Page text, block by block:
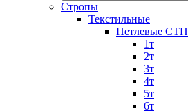
Стропы
Текстильные
Петлевые СТП
1т
2т
3т
4т
5т
6т